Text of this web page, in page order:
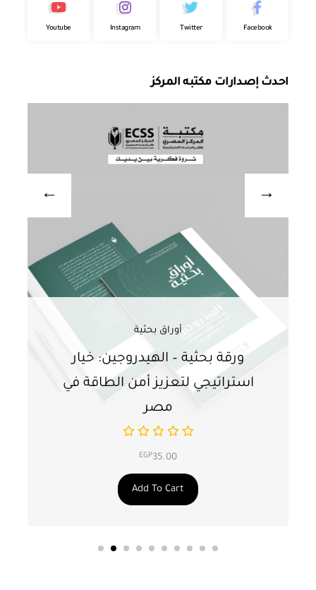
Facebook
Twitter
Instagram
Youtube
احدث إصدارات مكتبه المركز
أوراق بحثية
ورقة بحثية – الهيدروجين: خيار
استراتيجي لتعزيز أمن الطاقة في
مصر
EGP35.00
Add To Cart